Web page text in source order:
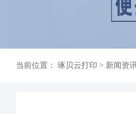
当前位置： 琢贝云打印 > 新闻资